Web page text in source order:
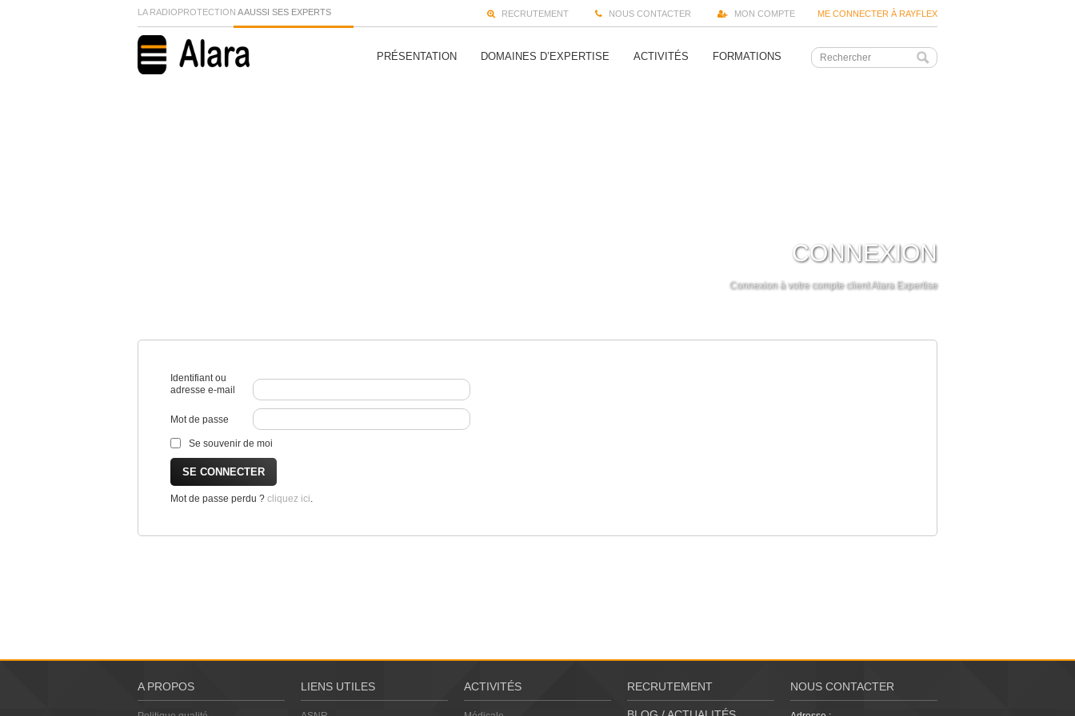
RECRUTEMENT NOUS CONTACTER MON COMPTE ME CONNECTER À RAYFLEX
LA RADIOPROTECTION A AUSSI SES EXPERTS
PRÉSENTATION DOMAINES D’EXPERTISE ACTIVITÉS FORMATIONS
CONNEXION
Connexion à votre compte client Alara Expertise
Identifiant ou
adresse e-mail
Mot de passe
Se souvenir de moi
Mot de passe perdu ? cliquez ici.
A PROPOS LIENS UTILES ACTIVITÉS RECRUTEMENT NOUS CONTACTER